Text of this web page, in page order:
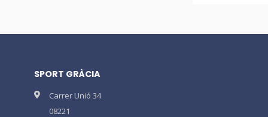
SPORT GRÀCIA
Carrer Unió 34
08221